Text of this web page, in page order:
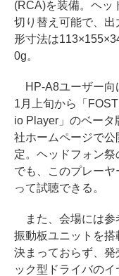
(RCA)を装備。ヘッ
切り替え可能で、
形寸法は
0g。
HP-A8ユーザー向
1月上旬から「
io Player」のベータ
社ホームページで公
定。ヘッドフォン祭
でも、このプレーヤ
って試聴できる。
また、会場には参
振動板ユニットを
決まっておらず、発
ック型ドライバの